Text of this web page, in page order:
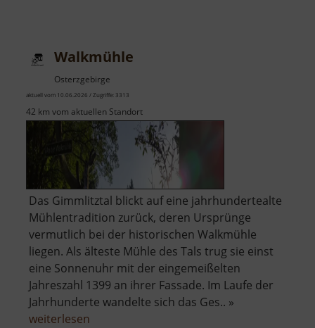
Arboretum
Walkmühle
Osterzgebirge
aktuell vom 10.06.2026 / Zugriffe: 3313
42 km vom aktuellen Standort
Das Gimmlitztal blickt auf eine jahrhundertealte
Mühlentradition zurück, deren Ursprünge
vermutlich bei der historischen Walkmühle
liegen. Als älteste Mühle des Tals trug sie einst
eine Sonnenuhr mit der eingemeißelten
Jahreszahl 1399 an ihrer Fassade. Im Laufe der
Jahrhunderte wandelte sich das Ges.. »
weiterlesen